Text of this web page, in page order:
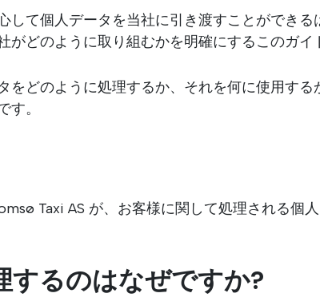
て個人データを当社に引き渡すことができ
どのように取り組むかを明確にするこのガイ
どのように処理するか、それを何に使用す
。
Taxi AS が、お客様に関して処理される個
するのはなぜですか?